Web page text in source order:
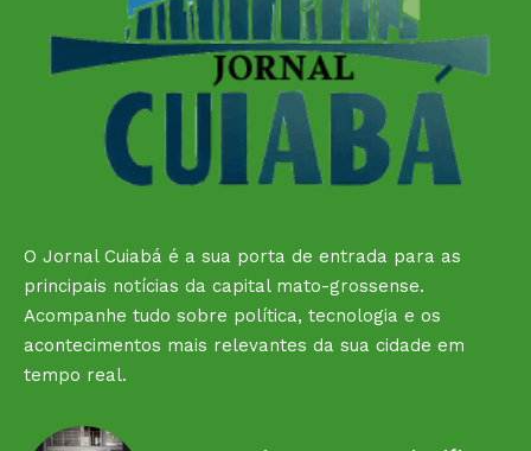
O Jornal Cuiabá é a sua porta de entrada para as
principais notícias da capital mato-grossense.
Acompanhe tudo sobre política, tecnologia e os
acontecimentos mais relevantes da sua cidade em
tempo real.